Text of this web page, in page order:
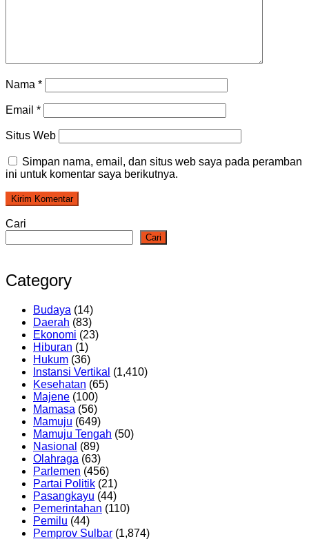
Nama *
Email *
Situs Web
Simpan nama, email, dan situs web saya pada peramban
ini untuk komentar saya berikutnya.
Cari
Cari
Category
Budaya (14)
Daerah (83)
Ekonomi (23)
Hiburan (1)
Hukum (36)
Instansi Vertikal (1,410)
Kesehatan (65)
Majene (100)
Mamasa (56)
Mamuju (649)
Mamuju Tengah (50)
Nasional (89)
Olahraga (63)
Parlemen (456)
Partai Politik (21)
Pasangkayu (44)
Pemerintahan (110)
Pemilu (44)
Pemprov Sulbar (1,874)